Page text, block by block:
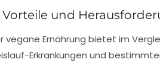
und
vegane Ernährung bietet im
Erkrankungen und